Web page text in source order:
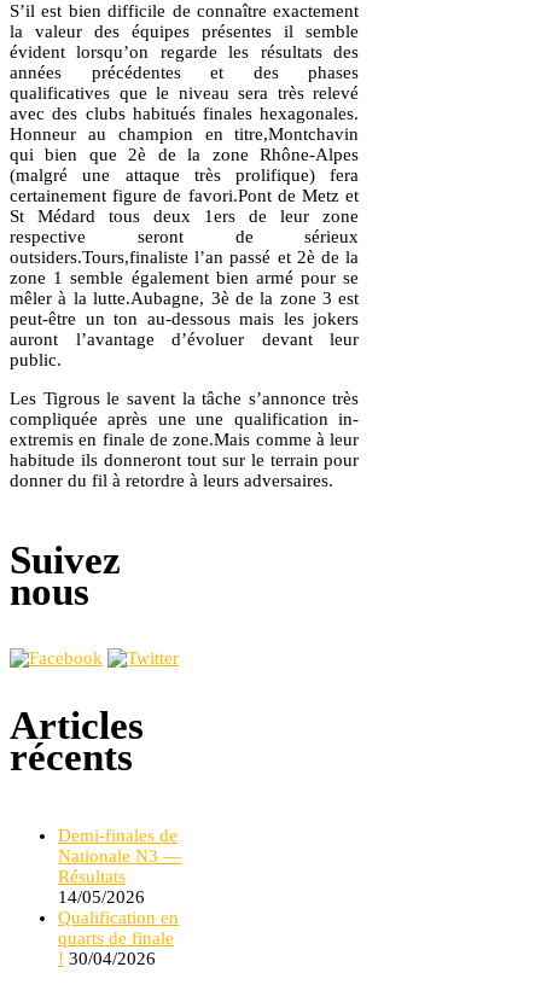
S’il est bien difficile de connaître exactement
la valeur des équipes présentes il semble
évident lorsqu’on regarde les résultats des
années précédentes et des phases
qualificatives que le niveau sera très relevé
avec des clubs habitués finales hexagonales.
Honneur au champion en titre,Montchavin
qui bien que 2è de la zone Rhône-Alpes
(malgré une attaque très prolifique) fera
certainement figure de favori.Pont de Metz et
St Médard tous deux 1ers de leur zone
respective seront de sérieux
outsiders.Tours,finaliste l’an passé et 2è de la
zone 1 semble également bien armé pour se
mêler à la lutte.Aubagne, 3è de la zone 3 est
peut-être un ton au-dessous mais les jokers
auront l’avantage d’évoluer devant leur
public.
Les Tigrous le savent la tâche s’annonce très
compliquée après une une qualification in-
extremis en finale de zone.Mais comme à leur
habitude ils donneront tout sur le terrain pour
donner du fil à retordre à leurs adversaires.
Suivez
nous
Articles
récents
Demi-finales de
Nationale N3 —
Résultats
14/05/2026
Qualification en
quarts de finale
! 30/04/2026